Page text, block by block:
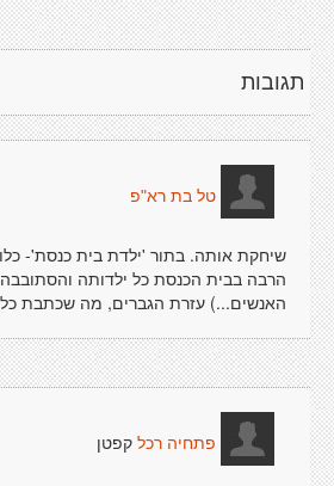
תגובות
טל בת רא"פ
שיחקת אותה. בתור 'ילדת בית כנסת'-
הרבה בבית הכנסת כל ילדותה והסתובבה
האנשים...) עזרת הגברים, מה שכתבת
פתחיה רכל קפטן